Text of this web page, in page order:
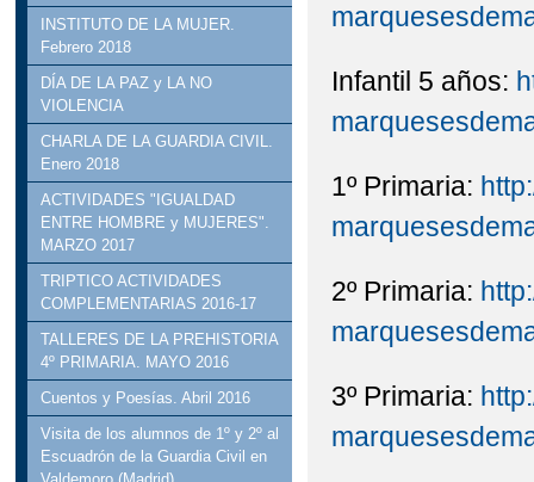
INSTITUTO DE LA MUJER.
Febrero 2018
DÍA DE LA PAZ y LA NO
VIOLENCIA
CHARLA DE LA GUARDIA CIVIL.
Enero 2018
ACTIVIDADES "IGUALDAD
ENTRE HOMBRE y MUJERES".
MARZO 2017
TRIPTICO ACTIVIDADES
COMPLEMENTARIAS 2016-17
TALLERES DE LA PREHISTORIA
4º PRIMARIA. MAYO 2016
Cuentos y Poesías. Abril 2016
Visita de los alumnos de 1º y 2º al
Escuadrón de la Guardia Civil en
Infantil 5 años:
1º Primaria:
2º Primaria:
3º Primaria: